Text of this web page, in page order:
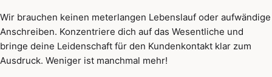
Wir brauchen keinen meterlangen Lebenslauf oder aufwändige
Anschreiben. Konzentriere dich auf das Wesentliche und
bringe deine Leidenschaft für den Kundenkontakt klar zum
Ausdruck. Weniger ist manchmal mehr!